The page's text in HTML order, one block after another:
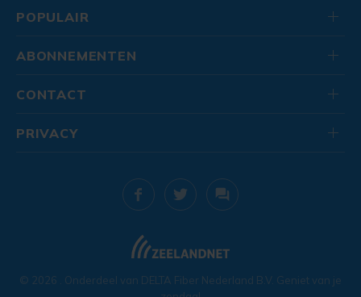
POPULAIR
ABONNEMENTEN
CONTACT
© 2026 . Onderdeel van DELTA Fiber Nederland B.V. Geniet van je
PRIVACY